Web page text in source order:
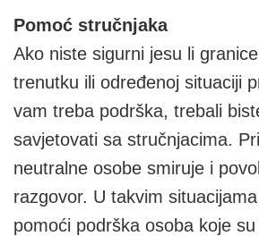
Pomoć stručnjaka
Ako niste sigurni jesu li
trenutku ili određenoj situaciji
vam treba podrška, trebali
savjetovati sa stručnjacima.
neutralne osobe smiruje i
razgovor. U takvim
pomoći podrška osoba koje